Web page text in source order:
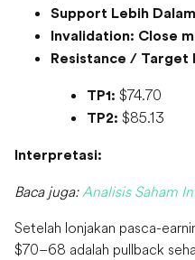
Support Lebih
Invalidation: Close
Resistance / Target
TP1: $74.70
TP2: $85.13
Interpretasi:
Baca juga: Analisis Saham
Setelah lonjakan pasca-
$70–68 adalah pullback